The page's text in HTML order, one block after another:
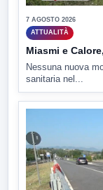
7 AGOSTO 2026
ATTUALITÀ
Miasmi e
Nessuna nuova
sanitaria nel...